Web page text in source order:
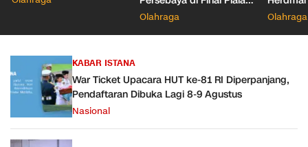
Presiden 2026
Olahraga
Wasit
Olahraga
KABAR ISTANA
War Ticket Upacara HUT ke-81 RI Diperpanjang,
Pendaftaran Dibuka Lagi 8-9 Agustus
Nasional